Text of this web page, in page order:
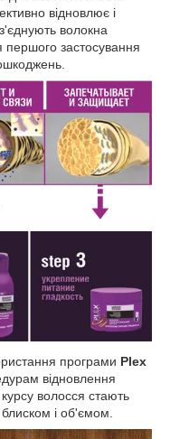
відновлює і
волокна
першого застосування
програми Plex
відновлення
волосся стають
і об'ємом.